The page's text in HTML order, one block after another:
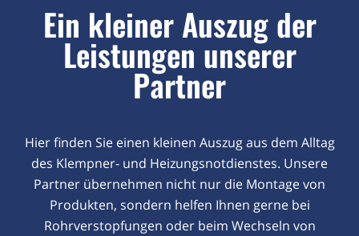
Ein kleiner Auszug der
Leistungen unserer
Partner
Hier finden Sie einen kleinen Auszug aus dem Alltag
des Klempner- und Heizungsnotdienstes. Unsere
Partner übernehmen nicht nur die Montage von
Produkten, sondern helfen Ihnen gerne bei
Rohrverstopfungen oder beim Wechseln von